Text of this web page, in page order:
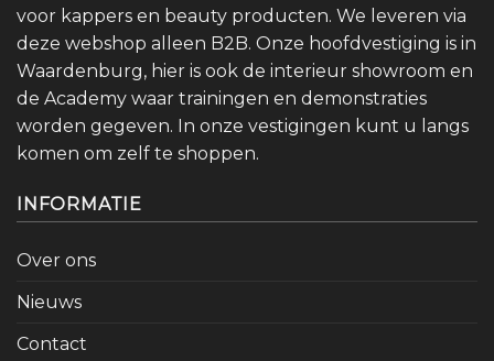
voor kappers en beauty producten. We leveren via
deze webshop alleen B2B. Onze hoofdvestiging is in
Waardenburg, hier is ook de interieur showroom en
de Academy waar trainingen en demonstraties
worden gegeven. In onze vestigingen kunt u langs
komen om zelf te shoppen.
INFORMATIE
Over ons
Nieuws
Contact